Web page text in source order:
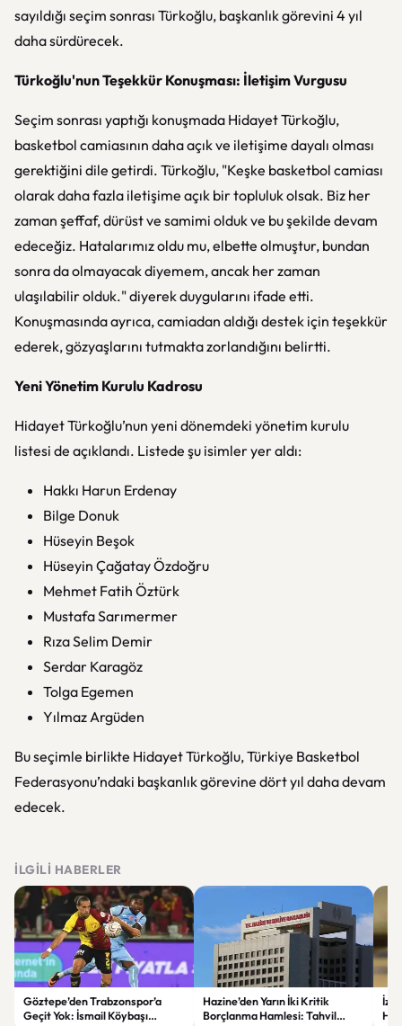
sayıldığı seçim sonrası Türkoğlu, başkanlık görevini 4 yıl
daha sürdürecek.
Türkoğlu'nun Teşekkür Konuşması: İletişim Vurgusu
Seçim sonrası yaptığı konuşmada Hidayet Türkoğlu,
basketbol camiasının daha açık ve iletişime dayalı olması
gerektiğini dile getirdi. Türkoğlu, "Keşke basketbol camiası
olarak daha fazla iletişime açık bir topluluk olsak. Biz her
zaman şeffaf, dürüst ve samimi olduk ve bu şekilde devam
edeceğiz. Hatalarımız oldu mu, elbette olmuştur, bundan
sonra da olmayacak diyemem, ancak her zaman
ulaşılabilir olduk." diyerek duygularını ifade etti.
Konuşmasında ayrıca, camiadan aldığı destek için teşekkür
ederek, gözyaşlarını tutmakta zorlandığını belirtti.
Yeni Yönetim Kurulu Kadrosu
Hidayet Türkoğlu’nun yeni dönemdeki yönetim kurulu
listesi de açıklandı. Listede şu isimler yer aldı:
Hakkı Harun Erdenay
Bilge Donuk
Hüseyin Beşok
Hüseyin Çağatay Özdoğru
Mehmet Fatih Öztürk
Mustafa Sarımermer
Rıza Selim Demir
Serdar Karagöz
Tolga Egemen
Yılmaz Argüden
Bu seçimle birlikte Hidayet Türkoğlu, Türkiye Basketbol
Federasyonu’ndaki başkanlık görevine dört yıl daha devam
edecek.
İLGILI HABERLER
Göztepe’den Trabzonspor’a
Geçit Yok: İsmail Köybaşı
Hazine’den Yarın İki Kritik
Borçlanma Hamlesi: Tahvil